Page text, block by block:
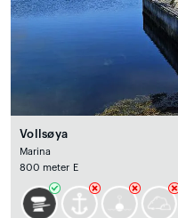
Vollsøya
Marina
800 meter E